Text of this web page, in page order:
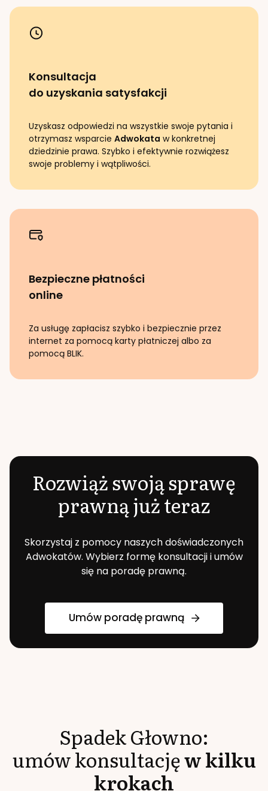
Konsultacja
do uzyskania satysfakcji
Uzyskasz odpowiedzi na wszystkie swoje pytania i
otrzymasz wsparcie Adwokata w konkretnej
dziedzinie prawa. Szybko i efektywnie rozwiążesz
swoje problemy i wątpliwości.
Bezpieczne płatności
online
Za usługę zapłacisz szybko i bezpiecznie przez
internet za pomocą karty płatniczej albo za
pomocą BLIK.
Rozwiąż swoją sprawę
prawną już teraz
Skorzystaj z pomocy naszych doświadczonych
Adwokatów. Wybierz formę konsultacji i umów
się na poradę prawną.
Umów poradę prawną
SpadekGłowno:
umów konsultacjęw kilku
krokach